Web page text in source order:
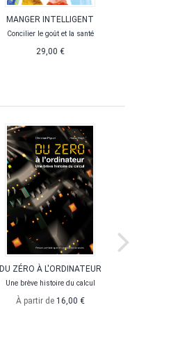
MANGER INTELLIGENT
Concilier le goût et la santé
29,00 €
DU ZÉRO À L'ORDINATEUR
Une brève histoire du calcul
À partir de 16,00 €